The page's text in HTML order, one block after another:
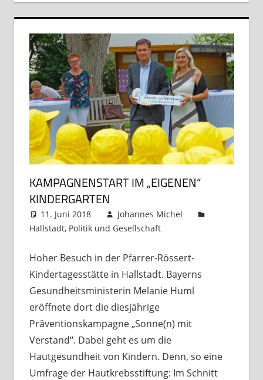
KAMPAGNENSTART IM „EIGENEN“
KINDERGARTEN
11. Juni 2018
Johannes Michel
Hallstadt, Politik und Gesellschaft
Hoher Besuch in der Pfarrer-Rössert-
Kindertagesstätte in Hallstadt. Bayerns
Gesundheitsministerin Melanie Huml
eröffnete dort die diesjährige
Präventionskampagne „Sonne(n) mit
Verstand“. Dabei geht es um die
Hautgesundheit von Kindern. Denn, so eine
Umfrage der Hautkrebsstiftung: Im Schnitt